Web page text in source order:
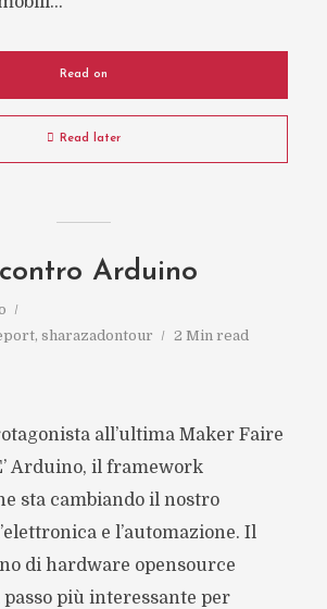
Read on
Read later
Arduino
, sharazadontour 2 Min read
all’ultima Maker Faire
Arduino, il framework
sta cambiando il nostro
e l’automazione. Il
di hardware opensource
più interessante per